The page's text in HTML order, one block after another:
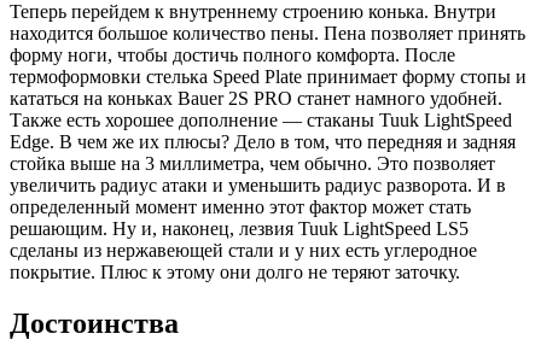
Теперь перейдем к внутреннему строению конька. Внутри
находится большое количество пены. Пена позволяет принять
форму ноги, чтобы достичь полного комфорта. После
термоформовки стелька Speed Plate принимает форму стопы и
кататься на коньках Bauer 2S PRO станет намного удобней.
Также есть хорошее дополнение — стаканы Tuuk LightSpeed
Edge. В чем же их плюсы? Дело в том, что передняя и задняя
стойка выше на 3 миллиметра, чем обычно. Это позволяет
увеличить радиус атаки и уменьшить радиус разворота. И в
определенный момент именно этот фактор может стать
решающим. Ну и, наконец, лезвия Tuuk LightSpeed LS5
сделаны из нержавеющей стали и у них есть углеродное
покрытие. Плюс к этому они долго не теряют заточку.
Достоинства